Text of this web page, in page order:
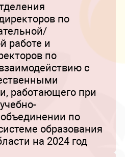
по
работе и
по
с
работающего при
по
образования
на 2024 год